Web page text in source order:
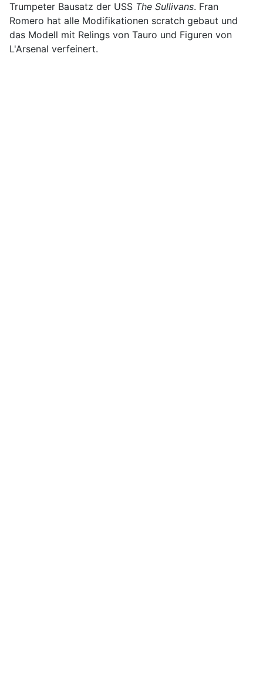
Trumpeter Bausatz der USS The Sullivans. Fran
Romero hat alle Modifikationen scratch gebaut und
das Modell mit Relings von Tauro und Figuren von
L'Arsenal verfeinert.